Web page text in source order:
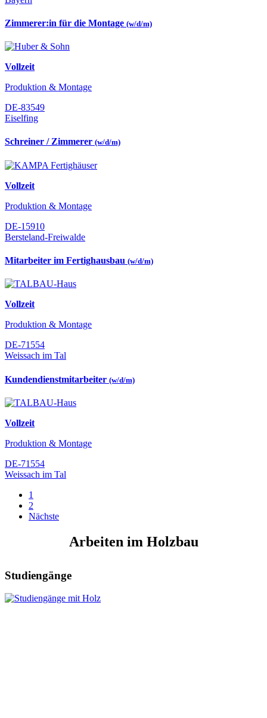
Zimmerer:in für die Montage (w/d/m)
Vollzeit
Produktion & Montage
DE-83549
Eiselfing
Schreiner / Zimmerer (w/d/m)
Vollzeit
Produktion & Montage
DE-15910
Bersteland-Freiwalde
Mitarbeiter im Fertighausbau (w/d/m)
Vollzeit
Produktion & Montage
DE-71554
Weissach im Tal
Kundendienstmitarbeiter (w/d/m)
Vollzeit
Produktion & Montage
DE-71554
Weissach im Tal
1
2
Nächste
Arbeiten im Holzbau
Studiengänge